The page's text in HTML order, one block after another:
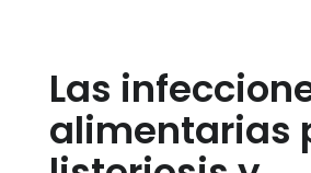
Las
alimentarias